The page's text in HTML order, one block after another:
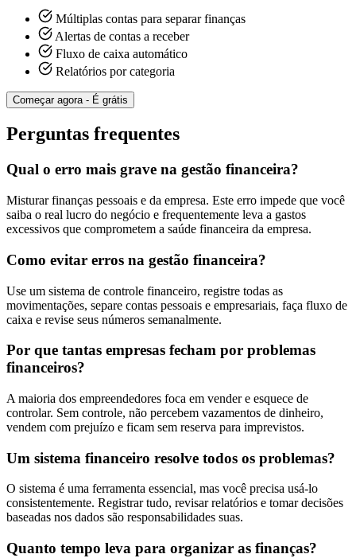
Múltiplas contas para separar finanças
Alertas de contas a receber
Fluxo de caixa automático
Relatórios por categoria
Começar agora - É grátis
Perguntas frequentes
Qual o erro mais grave na gestão financeira?
Misturar finanças pessoais e da empresa. Este erro impede que você
saiba o real lucro do negócio e frequentemente leva a gastos
excessivos que comprometem a saúde financeira da empresa.
Como evitar erros na gestão financeira?
Use um sistema de controle financeiro, registre todas as
movimentações, separe contas pessoais e empresariais, faça fluxo de
caixa e revise seus números semanalmente.
Por que tantas empresas fecham por problemas
financeiros?
A maioria dos empreendedores foca em vender e esquece de
controlar. Sem controle, não percebem vazamentos de dinheiro,
vendem com prejuízo e ficam sem reserva para imprevistos.
Um sistema financeiro resolve todos os problemas?
O sistema é uma ferramenta essencial, mas você precisa usá-lo
consistentemente. Registrar tudo, revisar relatórios e tomar decisões
baseadas nos dados são responsabilidades suas.
Quanto tempo leva para organizar as finanças?